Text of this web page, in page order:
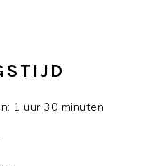
1 uur 30 minuten